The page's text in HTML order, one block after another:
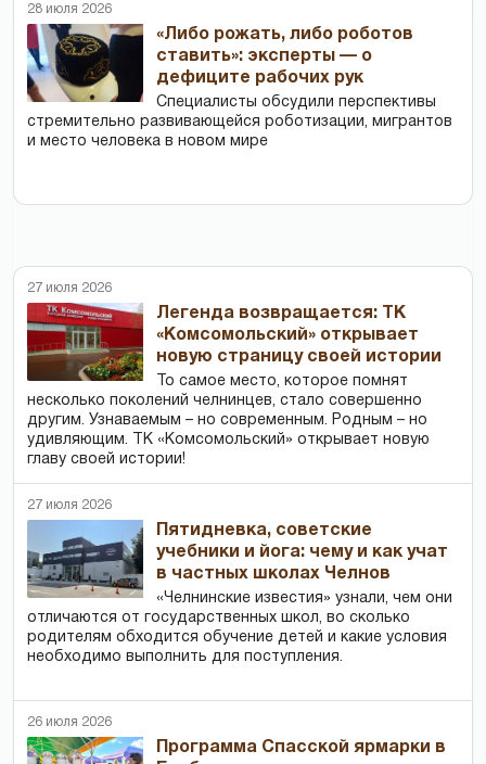
28 июля 2026
«Либо рожать, либо роботов
ставить»: эксперты — о
дефиците рабочих рук
Специалисты обсудили перспективы
стремительно развивающейся роботизации, мигрантов
и место человека в новом мире
27 июля 2026
Легенда возвращается: ТК
«Комсомольский» открывает
новую страницу своей истории
То самое место, которое помнят
несколько поколений челнинцев, стало совершенно
другим. Узнаваемым – но современным. Родным – но
удивляющим. ТК «Комсомольский» открывает новую
главу своей истории!
27 июля 2026
Пятидневка, советские
учебники и йога: чему и как учат
в частных школах Челнов
«Челнинские известия» узнали, чем они
отличаются от государственных школ, во сколько
родителям обходится обучение детей и какие условия
необходимо выполнить для поступления.
26 июля 2026
Программа Спасской ярмарки в